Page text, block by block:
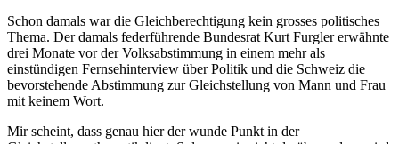
Schon damals war die Gleichberechtigung kein grosses politisches
Thema. Der damals federführende Bundesrat Kurt Furgler erwähnte
drei Monate vor der Volksabstimmung in einem mehr als
einstündigen Fernsehinterview über Politik und die Schweiz die
bevorstehende Abstimmung zur Gleichstellung von Mann und Frau
mit keinem Wort.
Mir scheint, dass genau hier der wunde Punkt in der